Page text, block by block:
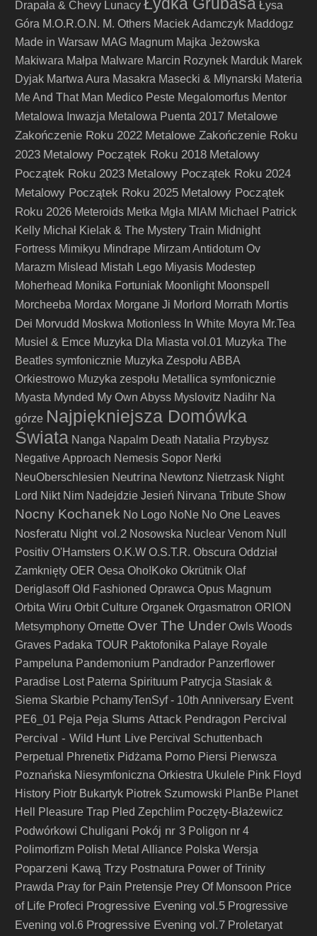
Drapała & Chevy Lunacy
Łysa
Góra M.O.R.O.N. M. Others Maciek Adamczyk Maddogz
Made in Warsaw MAG Magnum Majka Jeżowska
Makiwara Małpa Malware Marcin Rozynek Marduk Marek
Dyjak Martwa Aura Masakra Masecki & Mlynarski Materia
Me And That Man Medico Peste Megalomorfus Mentor
Metalowa Inwazja Metalowa Puenta 2017 Metalowe
Zakończenie Roku 2022 Metalowe Zakończenie Roku
2023 Metalowy Początek Roku 2018 Metalowy
Początek Roku 2023 Metalowy Początek Roku 2024
Metalowy Początek Roku 2025 Metalowy Początek
Roku 2026 Meteroids Metka Mgła MIAM Michael Patrick
Kelly Michał Kielak & The Mystery Train Midnight
Fortress Mimikyu Mindrape Mirzam Antidotum Ov
Marazm Mislead Mistah Lego Miyasis Modestep
Moherhead Monika Fortuniak Moonlight Moonspell
Morcheeba Mordax Morgane Ji Morlord Morrath Mortis
Dei Morvudd Moskwa Motionless In White Moyra Mr.Tea
Musiel & Emce Muzyka Dla Miasta vol.01 Muzyka The
Beatles symfonicznie Muzyka Zespołu ABBA
Orkiestrowo Muzyka zespołu Metallica symfonicznie
Myasta Mynded My Own Abyss Myslovitz Nadihr Na
górze Najpiękniejsza Domówka
Świata Nanga Napalm Death Natalia Przybysz
Negative Approach Nemesis Sopor Nerki
NeuOberschlesien Neutrina Newtonz Nietrzask Night
Lord Nikt Nim Nadejdzie Jesień Nirvana Tribute Show
Nocny Kochanek No Logo NoNe No One Leaves
Nosferatu Night vol.2 Nosowska Nuclear Venom Null
Positiv O'Hamsters O.K.W O.S.T.R. Obscura Oddział
Zamknięty OER Oesa Oho!Koko Okrütnik Olaf
Deriglasoff Old Fashioned Oprawca Opus Magnum
Orbita Wiru Orbit Culture Organek Orgasmatron ORION
Metsymphony Ornette Over The Under Owls Woods
Graves Padaka TOUR Paktofonika Palaye Royale
Pampeluna Pandemonium Pandrador Panzerflower
Paradise Lost Paterna Spirituum Patrycja Stasiak &
Siema Skarbie PchamyTenSyf - 10th Anniversary Event
PE6_01 Peja Peja Slums Attack Pendragon Percival
Percival - Wild Hunt Live Percival Schuttenbach
Perpetual
Phrenetix Pidżama Porno Piersi Pierwsza
Poznańska Niesymfoniczna Orkiestra Ukulele Pink Floyd
History Piotr Bukartyk Piotrek Szumowski PlanBe Planet
Hell
Pleasure Trap Pled Zepchlim Poczęty-Błażewicz
Podwórkowi Chuligani Pokój nr 3 Poligon nr 4
Polimorfizm Polish Metal Alliance Polska Wersja
Poparzeni Kawą Trzy Postnatura Power of Trinity
Prawda Pray for Pain Pretensje Prey Of Monsoon Price
of Life Profeci Progressive Evening vol.5 Progressive
Evening vol.6 Progressive Evening vol.7 Proletaryat